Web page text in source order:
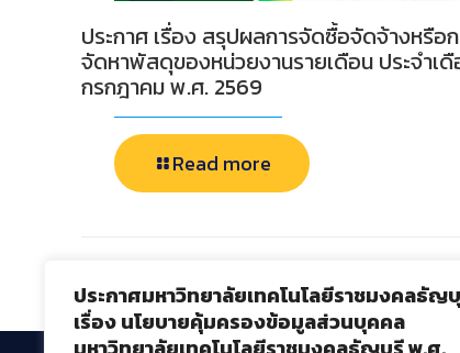
ประกาศมหาวิทยาลัยเทคโนโลยีราชมงคลธัญ
เรื่อง นโยบายคุ้มครองข้อมูลส่วนบุคคล
ประกาศ เรื่อง สรุปผลการจัดซื้อจัดจ้างหรือ
จัดหาพัสดุของหน่วยงานรายเดือน ประจำเ
กรกฎาคม พ.ศ. 2569
Read more